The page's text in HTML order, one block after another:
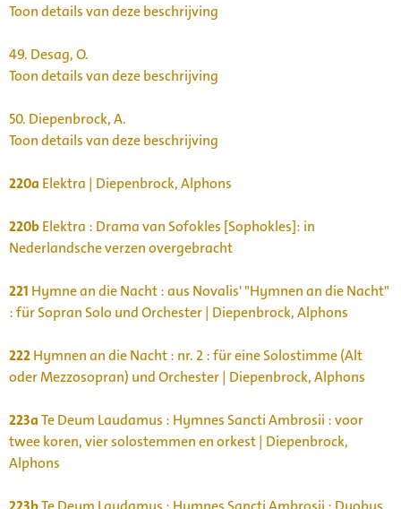
Toon details van deze beschrijving
49. Desag, O.
Toon details van deze beschrijving
50. Diepenbrock, A.
Toon details van deze beschrijving
220a Elektra | Diepenbrock, Alphons
220bElektra : Drama van Sofokles [Sophokles]: in
Nederlandsche verzen overgebracht
221 Hymne an die Nacht : aus Novalis' "Hymnen an die Nacht"
: für Sopran Solo und Orchester | Diepenbrock, Alphons
222Hymnen an die Nacht : nr. 2 : für eine Solostimme (Alt
oder Mezzosopran) und Orchester | Diepenbrock, Alphons
223aTe Deum Laudamus : Hymnes Sancti Ambrosii : voor
twee koren, vier solostemmen en orkest | Diepenbrock,
Alphons